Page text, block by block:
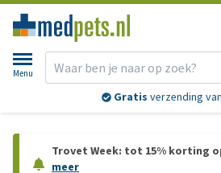
Menu
Gratis verzending
Trovet Week: tot 15% korting
meer